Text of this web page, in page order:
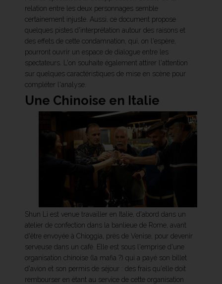
relation entre les deux personnages semble
certainement injuste. Aussi, ce document propose
quelques pistes d'interprétation autour des raisons et
des effets de cette condamnation, qui, on l'espère,
pourront ouvrir un espace de dialogue entre les
spectateurs. L'on souhaite également attirer l'attention
sur quelques caractéristiques de mise en scène pour
compléter l'analyse.
Une Chinoise en Italie
Shun Li est venue travailler en Italie, d'abord dans un
atelier de confection dans la banlieue de Rome, avant
d'être envoyée à Chioggia, près de Venise, pour devenir
serveuse dans un café. Elle est sous l'emprise d'une
organisation chinoise (la mafia ?) qui a payé son billet
d'avion et son permis de séjour : des frais qu'elle doit
rembourser en étant au service de cette organisation